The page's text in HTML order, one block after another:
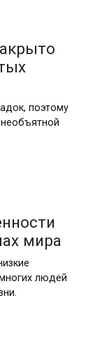
поэтому
мира
людей